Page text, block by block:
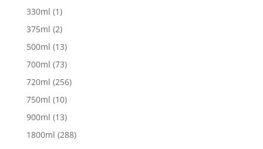
330ml (1)
375ml (2)
500ml (13)
700ml (73)
720ml (256)
750ml (10)
900ml (13)
1800ml (288)